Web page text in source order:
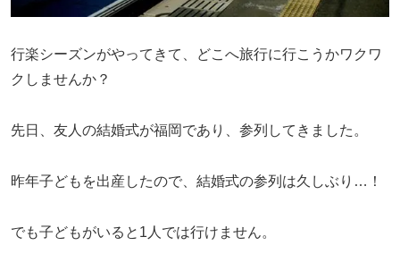
行楽シーズンがやってきて、どこへ旅行に行こうかワクワ
クしませんか？
先日、友人の結婚式が福岡であり、参列してきました。
昨年子どもを出産したので、結婚式の参列は久しぶり…！
でも子どもがいると1人では行けません。